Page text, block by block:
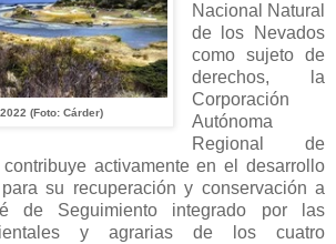
(Foto: Cárder)
Nacional Natural
de los Nevados
como sujeto de
derechos, la
Corporación
Autónoma
Regional de
activamente en el desarrollo
su recuperación y conservación a
de Seguimiento integrado por las
y agrarias de los cuatro